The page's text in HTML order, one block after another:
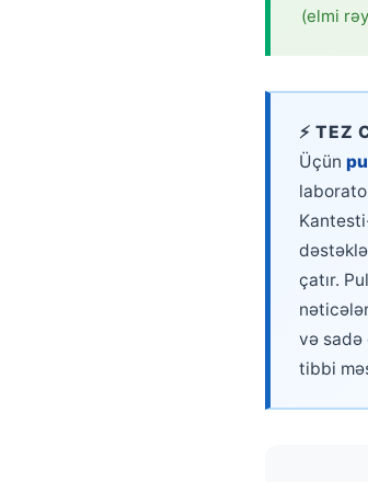
(elmi
⚡ TEZ
Üçün
çatır.
və
tibbi